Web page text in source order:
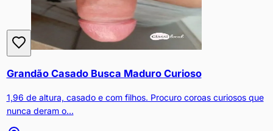
Grandão Casado Busca Maduro Curioso
1,96 de altura, casado e com filhos. Procuro coroas curiosos que
nunca deram o...